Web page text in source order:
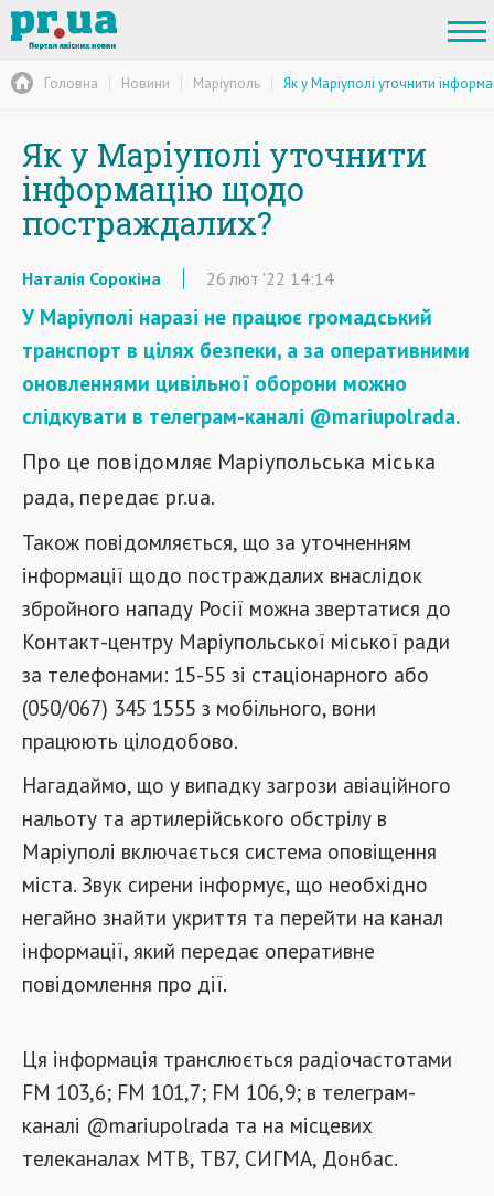
Головна Новини Маріуполь Як у Маріуполі уточнити
Як у Маріуполі уточнити
інформацію щодо
постраждалих?
Наталія Сорокіна 26 лют '22 14:14
У Маріуполі наразі не працює громадський
транспорт в цілях безпеки, а за оперативними
оновленнями цивільної оборони можно
слідкувати в телеграм-каналі @mariupolrada.
Про це повідомляє Маріупольська міська
рада, передає pr.ua.
Також повідомляється, що за уточненням
інформації щодо постраждалих внаслідок
збройного нападу Росії можна звертатися до
Контакт-центру Маріупольської міської ради
за телефонами: 15-55 зі стаціонарного або
(050/067) 345 1555 з мобільного, вони
працюють цілодобово.
Нагадаймо, що у випадку загрози авіаційного
нальоту та артилерійського обстрілу в
Маріуполі включається система оповіщення
міста. Звук сирени інформує, що необхідно
негайно знайти укриття та перейти на канал
інформації, який передає оперативне
повідомлення про дії.
Ця інформація транслюється радіочастотами
FM 103,6; FM 101,7; FM 106,9; в телеграм-
каналі @mariupolrada та на місцевих
телеканалах МТВ, ТВ7, СИГМА, Донбас.